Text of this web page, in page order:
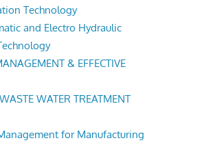
Technology
and Electro Hydraulic
& EFFECTIVE
WATER TREATMENT
for Manufacturing